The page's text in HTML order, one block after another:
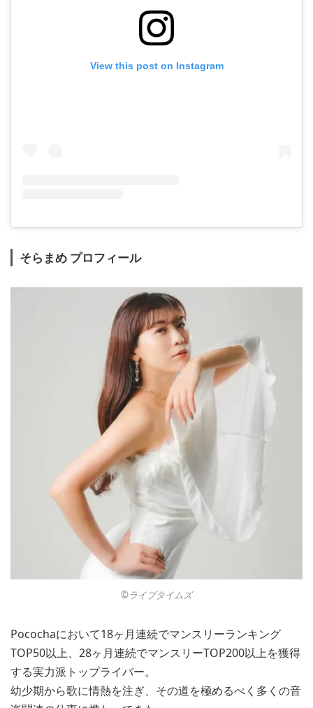
View this post on Instagram
そらまめ プロフィール
©︎ライブタイムズ
Pocochaにおいて18ヶ月連続でマンスリーランキング
TOP50以上、28ヶ月連続でマンスリーTOP200以上を獲得
する実力派トップライバー。
幼少期から歌に情熱を注ぎ、その道を極めるべく多くの音